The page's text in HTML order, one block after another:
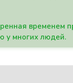
временем
у многих людей.